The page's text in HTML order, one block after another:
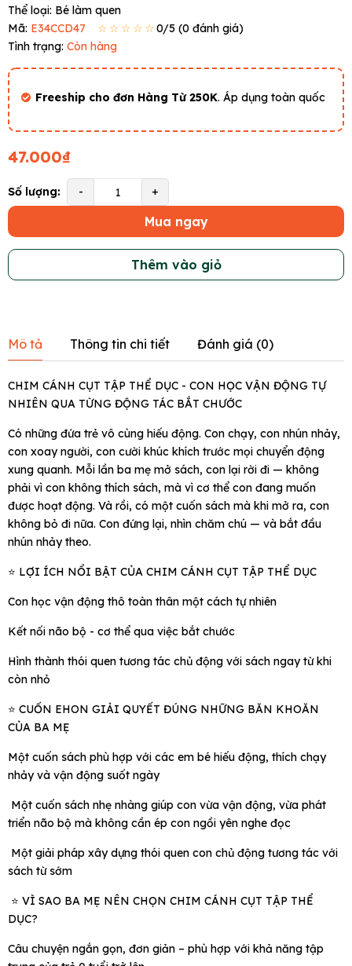
Thể loại: Bé làm quen
Mã: E34CCD47 ☆☆☆☆☆0/5 (0 đánh giá)
Tình trạng: Còn hàng
Freeship cho đơn Hàng Từ 250K. Áp dụng toàn quốc
47.000₫
Số lượng: - +
Mua ngay
Thêm vào giỏ
Mô tả Thông tin chi tiết Đánh giá (0)
CHIM CÁNH CỤT TẬP THỂ DỤC - CON HỌC VẬN ĐỘNG TỰ
NHIÊN QUA TỪNG ĐỘNG TÁC BẮT CHƯỚC
Có những đứa trẻ vô cùng hiếu động. Con chạy, con nhún nhảy,
con xoay người, con cười khúc khích trước mọi chuyển động
xung quanh. Mỗi lần ba mẹ mở sách, con lại rời đi — không
phải vì con không thích sách, mà vì cơ thể con đang muốn
được hoạt động. Và rồi, có một cuốn sách mà khi mở ra, con
không bỏ đi nữa. Con đứng lại, nhìn chăm chú — và bắt đầu
nhún nhảy theo.
⭐ LỢI ÍCH NỔI BẬT CỦA CHIM CÁNH CỤT TẬP THỂ DỤC
Con học vận động thô toàn thân một cách tự nhiên
Kết nối não bộ - cơ thể qua việc bắt chước
Hình thành thói quen tương tác chủ động với sách ngay từ khi
còn nhỏ
⭐ CUỐN EHON GIẢI QUYẾT ĐÚNG NHỮNG BĂN KHOĂN
CỦA BA MẸ
Một cuốn sách phù hợp với các em bé hiếu động, thích chạy
nhảy và vận động suốt ngày
Một cuốn sách nhẹ nhàng giúp con vừa vận động, vừa phát
triển não bộ mà không cần ép con ngồi yên nghe đọc
Một giải pháp xây dựng thói quen con chủ động tương tác với
sách từ sớm
⭐ VÌ SAO BA MẸ NÊN CHỌN CHIM CÁNH CỤT TẬP THỂ
DỤC?
Câu chuyện ngắn gọn, đơn giản – phù hợp với khả năng tập